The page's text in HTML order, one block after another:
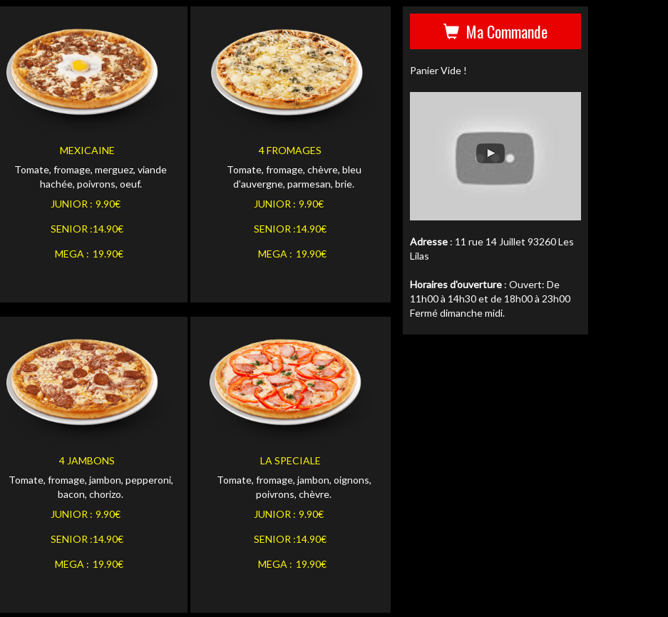
JUNIOR Personnaliser
MEGA Personnaliser
MEXICAINE
Tomate, fromage, merguez, viande
hachée, poivrons, oeuf.
JUNIOR : 9.90€
SENIOR :14.90€
MEGA : 19.90€
JUNIOR Personnaliser
MEGA Personnaliser
4 FROMAGES
Tomate, fromage, chèvre, bleu
d'auvergne, parmesan, brie.
JUNIOR : 9.90€
SENIOR :14.90€
MEGA : 19.90€
JUNIOR Personnaliser
MEGA Personnaliser
4 JAMBONS
Tomate, fromage, jambon, pepperoni,
bacon, chorizo.
JUNIOR : 9.90€
SENIOR :14.90€
MEGA : 19.90€
JUNIOR Personnaliser
MEGA Personnaliser
LA SPECIALE
Tomate, fromage, jambon, oignons,
poivrons, chèvre.
JUNIOR : 9.90€
SENIOR :14.90€
MEGA : 19.90€
Ma Commande
Panier Vide !
Adresse : 11 rue 14 Juillet 93260 Les
Lilas
Horaires d'ouverture : Ouvert: De
11h00 à 14h30 et de 18h00 à 23h00
Fermé dimanche midi.